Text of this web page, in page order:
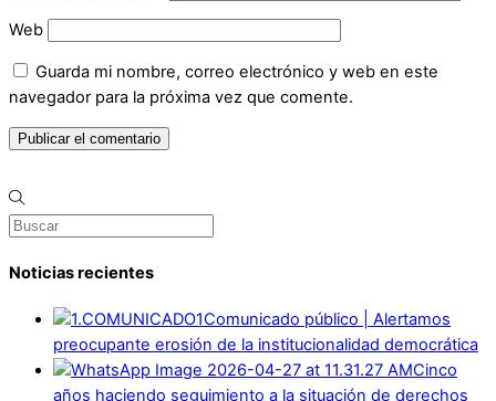
Web
Guarda mi nombre, correo electrónico y web en este
navegador para la próxima vez que comente.
Noticias recientes
Comunicado público | Alertamos
preocupante erosión de la institucionalidad democrática
Cinco
años haciendo seguimiento a la situación de derechos